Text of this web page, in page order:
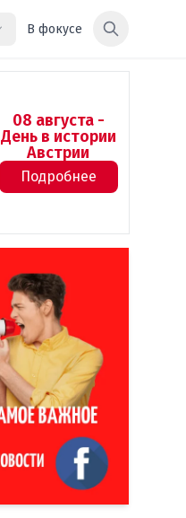
В фокусе
08 августа -
День в истории
Австрии
Подробнее